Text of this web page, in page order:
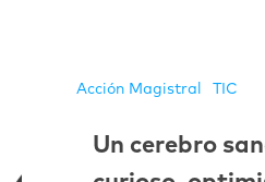
Acción Magistral TIC
Un cerebro